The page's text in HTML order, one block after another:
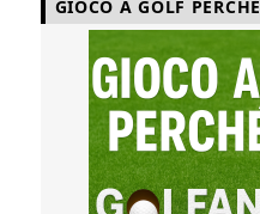
GIOCO A GOLF PERCHÈ